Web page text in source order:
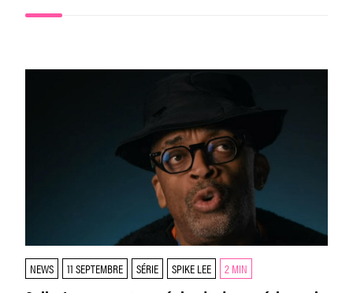
NEWS 11 SEPTEMBRE SÉRIE SPIKE LEE 2 MIN